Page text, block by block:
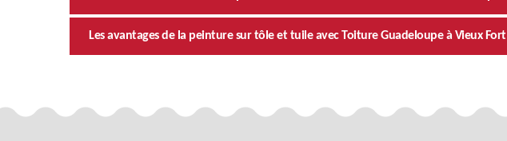
Les avantages de la peinture sur tôle et tuile avec Toiture Guadeloupe à Vieux Fort